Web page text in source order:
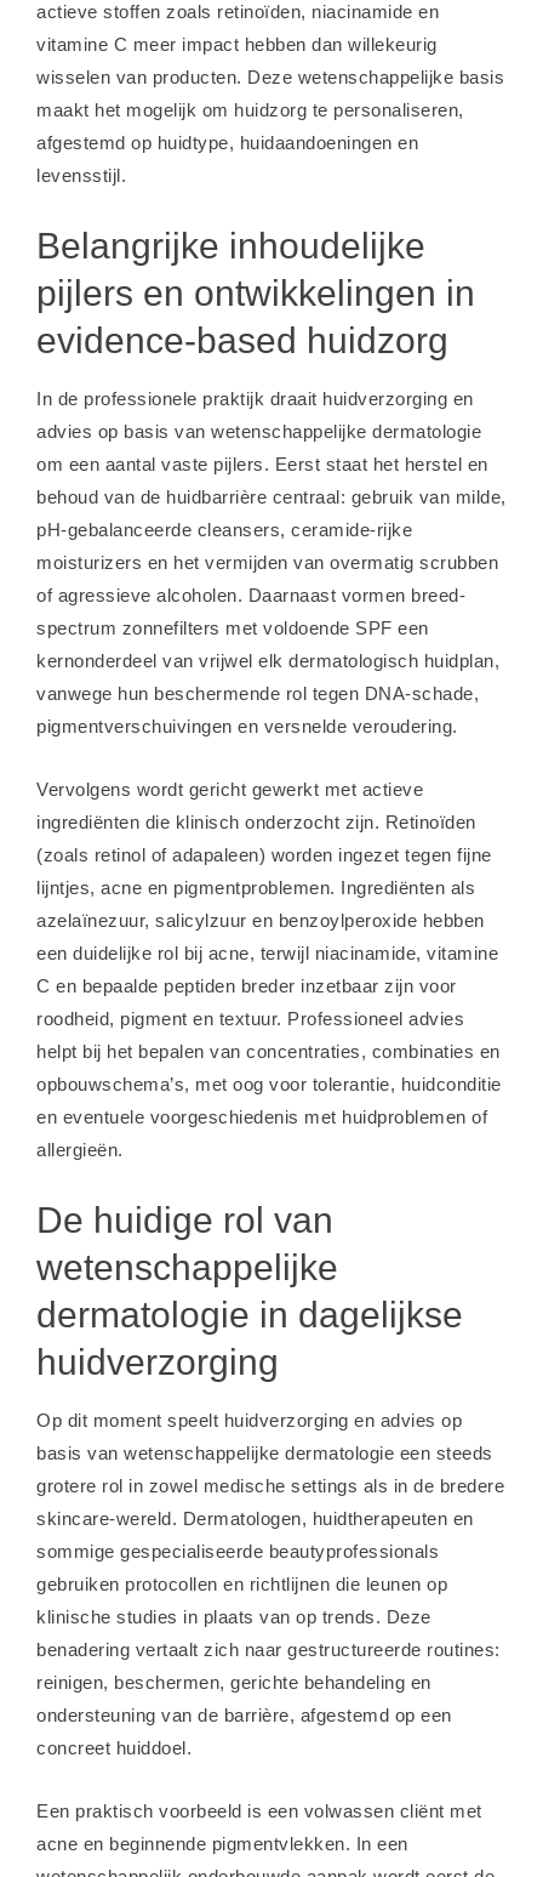
actieve stoffen zoals retinoïden, niacinamide en
vitamine C meer impact hebben dan willekeurig
wisselen van producten. Deze wetenschappelijke basis
maakt het mogelijk om huidzorg te personaliseren,
afgestemd op huidtype, huidaandoeningen en
levensstijl.
Belangrijke inhoudelijke
pijlers en ontwikkelingen in
evidence-based huidzorg
In de professionele praktijk draait huidverzorging en
advies op basis van wetenschappelijke dermatologie
om een aantal vaste pijlers. Eerst staat het herstel en
behoud van de huidbarrière centraal: gebruik van milde,
pH-gebalanceerde cleansers, ceramide-rijke
moisturizers en het vermijden van overmatig scrubben
of agressieve alcoholen. Daarnaast vormen breed-
spectrum zonnefilters met voldoende SPF een
kernonderdeel van vrijwel elk dermatologisch huidplan,
vanwege hun beschermende rol tegen DNA-schade,
pigmentverschuivingen en versnelde veroudering.
Vervolgens wordt gericht gewerkt met actieve
ingrediënten die klinisch onderzocht zijn. Retinoïden
(zoals retinol of adapaleen) worden ingezet tegen fijne
lijntjes, acne en pigmentproblemen. Ingrediënten als
azelaïnezuur, salicylzuur en benzoylperoxide hebben
een duidelijke rol bij acne, terwijl niacinamide, vitamine
C en bepaalde peptiden breder inzetbaar zijn voor
roodheid, pigment en textuur. Professioneel advies
helpt bij het bepalen van concentraties, combinaties en
opbouwschema’s, met oog voor tolerantie, huidconditie
en eventuele voorgeschiedenis met huidproblemen of
allergieën.
De huidige rol van
wetenschappelijke
dermatologie in dagelijkse
huidverzorging
Op dit moment speelt huidverzorging en advies op
basis van wetenschappelijke dermatologie een steeds
grotere rol in zowel medische settings als in de bredere
skincare-wereld. Dermatologen, huidtherapeuten en
sommige gespecialiseerde beautyprofessionals
gebruiken protocollen en richtlijnen die leunen op
klinische studies in plaats van op trends. Deze
benadering vertaalt zich naar gestructureerde routines:
reinigen, beschermen, gerichte behandeling en
ondersteuning van de barrière, afgestemd op een
concreet huiddoel.
Een praktisch voorbeeld is een volwassen cliënt met
acne en beginnende pigmentvlekken. In een